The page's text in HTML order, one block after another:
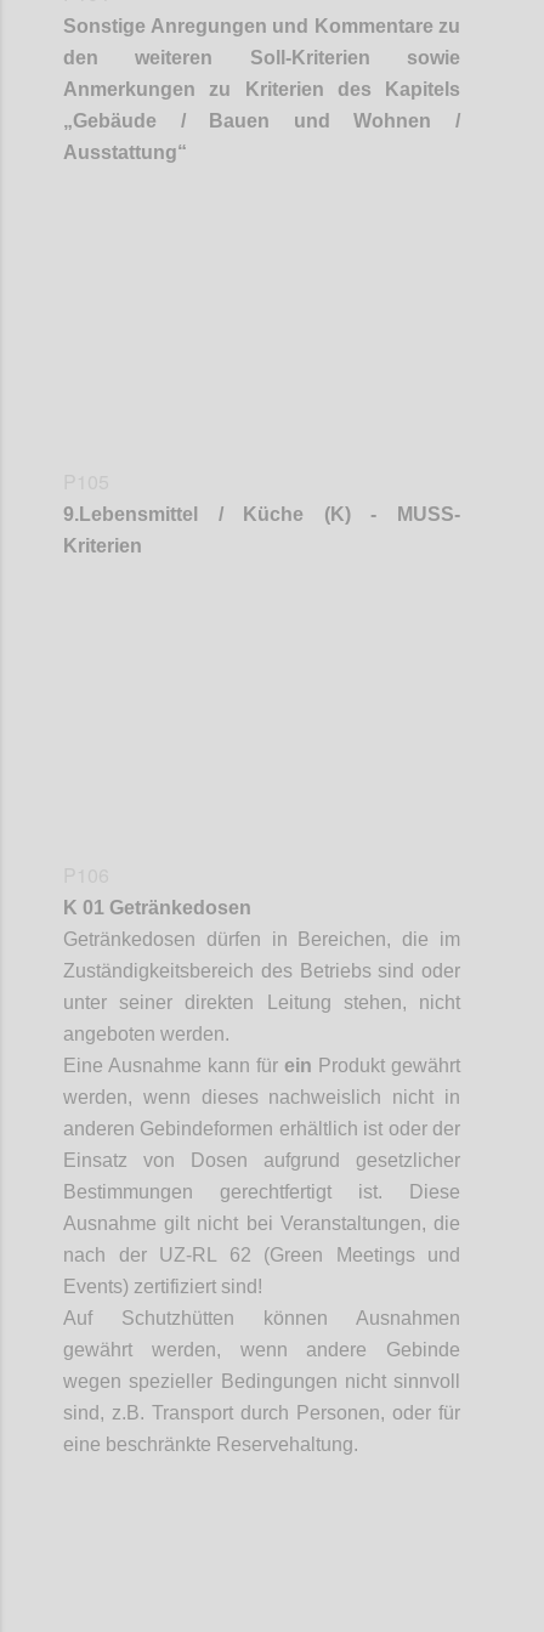
Sonstige Anregungen und Kommentare zu
den weiteren Soll-Kriterien sowie
Anmerkungen zu Kriterien des Kapitels
„Gebäude / Bauen und Wohnen /
Ausstattung“
9.Lebensmittel / Küche (K) - MUSS-
Kriterien
K 01 Getränkedosen
Getränkedosen dürfen in Bereichen, die im
Zuständigkeitsbereich des Betriebs sind oder
unter seiner direkten Leitung stehen, nicht
angeboten werden.
Eine Ausnahme kann für ein Produkt gewährt
werden, wenn dieses nachweislich nicht in
anderen Gebindeformen erhältlich ist oder der
Einsatz von Dosen aufgrund gesetzlicher
Bestimmungen gerechtfertigt ist. Diese
Ausnahme gilt nicht bei Veranstaltungen, die
nach der UZ-RL 62 (Green Meetings und
Events) zertifiziert sind!
Auf Schutzhütten können Ausnahmen
gewährt werden, wenn andere Gebinde
wegen spezieller Bedingungen nicht sinnvoll
sind, z.B. Transport durch Personen, oder für
eine beschränkte Reservehaltung.